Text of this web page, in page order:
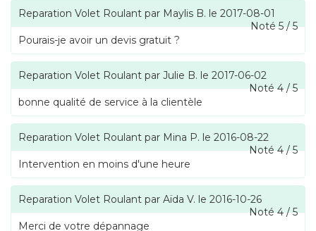
Reparation Volet Roulant par Maylis B. le 2017-08-01
Noté5/5
Pourais-je avoir un devis gratuit ?
Reparation Volet Roulant par Julie B. le 2017-06-02
Noté4/5
bonne qualité de service à la clientèle
Reparation Volet Roulant par Mina P. le 2016-08-22
Noté4/5
Intervention en moins d'une heure
Reparation Volet Roulant par Aïda V. le 2016-10-26
Noté4/5
Merci de votre dépannage